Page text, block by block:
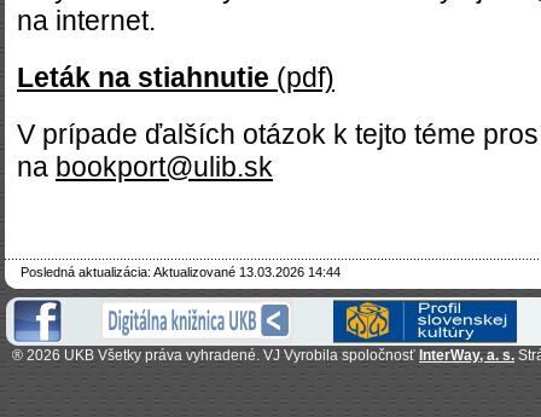
na internet.
Leták na stiahnutie (pdf)
V prípade ďalších otázok k tejto téme
na bookport@ulib.sk
Posledná aktualizácia: Aktualizované 13.03.2026 14:44
® 2026 UKB Všetky práva vyhradené. VJ Vyrobila spoločnosť InterWay, a. s.